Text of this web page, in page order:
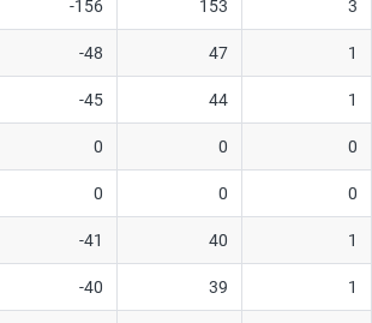
-156 153 3
-48 47 1
-45 44 1
0 0 0
0 0 0
-41 40 1
-40 39 1